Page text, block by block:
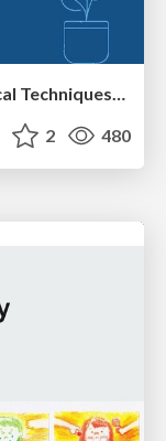
Gemini Prompt Engineering: Practical Techniques for Tangible AI Outcomes
2 480